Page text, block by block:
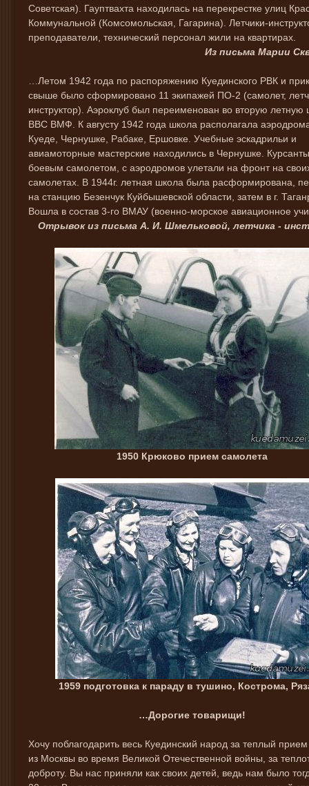
Советская). Гауптвахта находилась на перекрестке улиц
Коммунальной (Комсомольская, Гагарина). Летчики-
преподаватели, технический персонал жили на квартирах.
Из письма Марии
…Летом 1942 года по распоряжению Куединского РВК и
свыше было сформировано 11 экипажей ПО-2 (самолет,
инструктор). Аэроклуб был переименован во вторую летную
ВВС ВМФ. К августу 1942 года школа располагала
Куеде, Чернушке, Рабаке, Ершовке. Учебные эскадрильи и
авиамоторные мастерские находились в Чернушке.
боевым самолетом, с аэродромов улетали на фронт на
самолетах. В 1944г. летная школа была расформирована,
на станцию Безенчук Куйбышевской области, затем в г.
Вошла в состав 3-го ВМАУ (военно-морское авиационное
Отрывок из письма А. И. Шмельковой, летчика -
1950 Крюково прием самолета
1959 подготовка к параду в тушино, Кострома,
…Дорогие товарищи!
Хочу поблагодарить весь Куединский народ за теплый прием
из Москвы во время Великой Отечественной войны, за
доброту. Вы нас приняли как своих детей, ведь нам было